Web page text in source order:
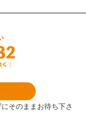
そのままお待ち下さ